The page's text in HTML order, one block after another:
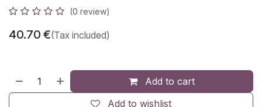
(0 review)
40.70 €(Tax included)
Add to cart
Add to wishlist